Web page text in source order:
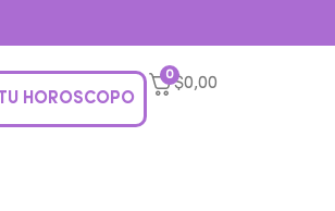
HOROSCOPO
0$0,00